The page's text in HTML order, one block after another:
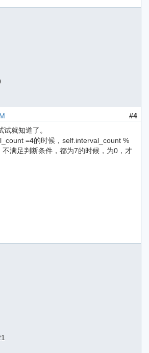
#4
就知道了。
=4的时候，self.interval_count %
满足判断条件，都为7的时候，为0，才